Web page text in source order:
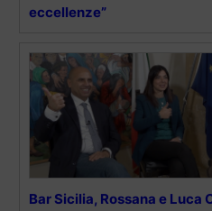
eccellenze”
Bar Sicilia, Rossana e Luca